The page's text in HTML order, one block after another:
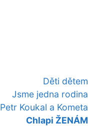
Děti dětem
Jsme jedna rodina
Petr Koukal a Kometa
Chlapi ŽENÁM